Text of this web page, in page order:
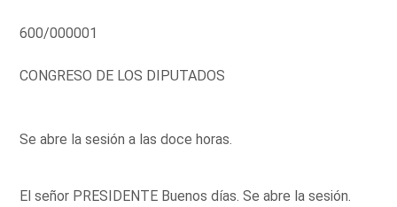
600/000001
CONGRESO DE LOS DIPUTADOS
Se abre la sesión a las doce horas.
El señor PRESIDENTE Buenos días. Se abre la sesión.